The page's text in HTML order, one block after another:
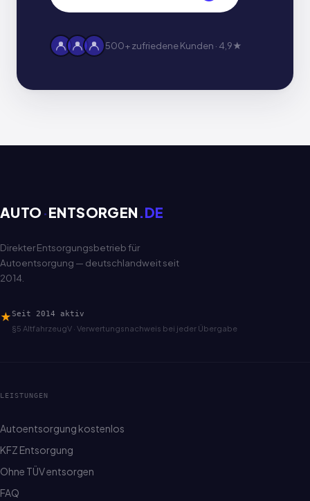
500+ zufriedene Kunden · 4,9★
AUTO ·ENTSORGEN .DE
Direkter Entsorgungsbetrieb für
Autoentsorgung — deutschlandweit seit
2014.
★ Seit 2014 aktiv
§5 AltfahrzeugV · Verwertungsnachweis bei jeder Übergabe
LEISTUNGEN
Autoentsorgung kostenlos
KFZ Entsorgung
Ohne TÜV entsorgen
FAQ